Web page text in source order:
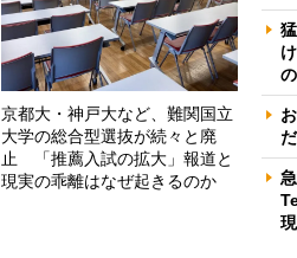
京都大・神戸大など、難関国立
大学の総合型選抜が続々と廃
止 「推薦入試の拡大」報道と
現実の乖離はなぜ起きるのか